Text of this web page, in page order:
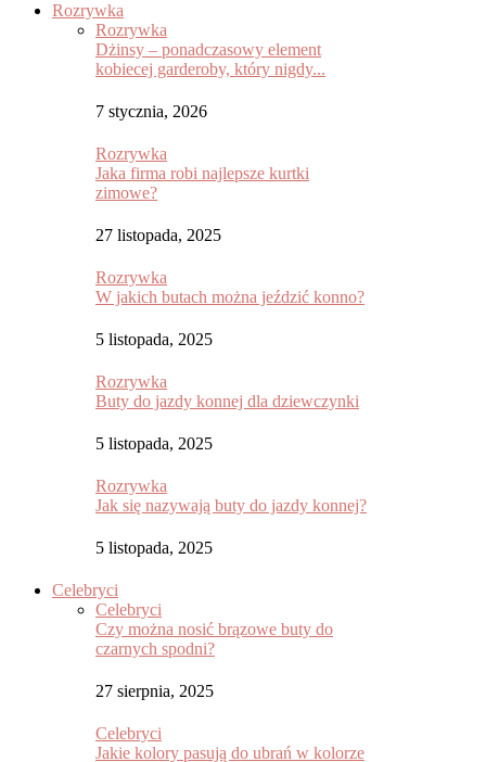
Rozrywka
Rozrywka
Dżinsy – ponadczasowy element
kobiecej garderoby, który nigdy...
7 stycznia, 2026
Rozrywka
Jaka firma robi najlepsze kurtki
zimowe?
27 listopada, 2025
Rozrywka
W jakich butach można jeździć konno?
5 listopada, 2025
Rozrywka
Buty do jazdy konnej dla dziewczynki
5 listopada, 2025
Rozrywka
Jak się nazywają buty do jazdy konnej?
5 listopada, 2025
Celebryci
Celebryci
Czy można nosić brązowe buty do
czarnych spodni?
27 sierpnia, 2025
Celebryci
Jakie kolory pasują do ubrań w kolorze